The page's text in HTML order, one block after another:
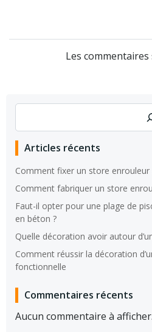
Les
Articles récents
Comment fixer un store enrouleur
Comment fabriquer un store
Faut-il opter pour une plage de
en béton ?
Quelle décoration avoir autour
Comment réussir la décoration
fonctionnelle
Commentaires récents
Aucun commentaire à afficher.